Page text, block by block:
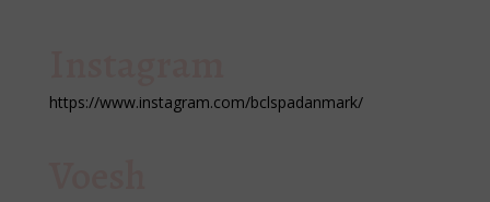
https://www.instagram.com/bclspadanmark/